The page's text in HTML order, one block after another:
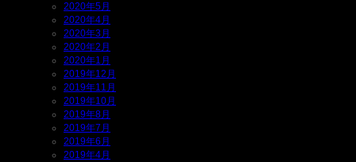
2020年5月
2020年4月
2020年3月
2020年2月
2020年1月
2019年12月
2019年11月
2019年10月
2019年8月
2019年7月
2019年6月
2019年4月